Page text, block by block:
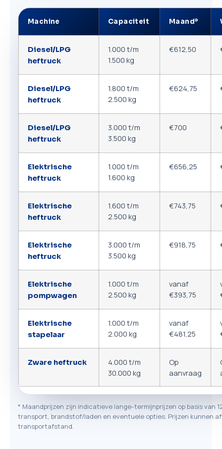
Machine Capaciteit Maand*
Diesel/LPG
heftruck
1.000 t/m
1.500 kg
€612,50
Diesel/LPG
heftruck
1.800 t/m
2.500 kg
€624,75
Diesel/LPG
heftruck
3.000 t/m
3.500 kg
€700
Elektrische
heftruck
1.000 t/m
1.600 kg
€656,25
Elektrische
heftruck
1.600 t/m
2.500 kg
€743,75
Elektrische
heftruck
3.000 t/m
3.500 kg
€918,75
Elektrische
pompwagen
1.000 t/m
2.500 kg
vanaf
€393,75
Elektrische
stapelaar
1.000 t/m
2.000 kg
vanaf
€481,25
Zware heftruck
4.000 t/m
30.000 kg
Op
aanvraag
* Maandprijzen zijn indicatieve lange-termijnprijzen op basis van
transport, brandstof/laden en eventuele opties. Prijzen kunnen
transportafstand.